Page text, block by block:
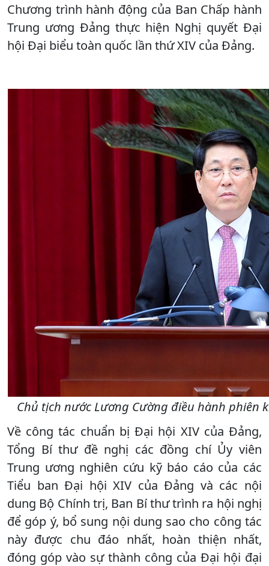
Chương trình hành động của Ban Chấp hành
Trung ương Đảng thực hiện Nghị quyết Đại
hội Đại biểu toàn quốc lần thứ XIV của Đảng.
Chủ tịch nước Lương Cường điều hành phiên
Về công tác chuẩn bị Đại hội XIV của Đảng,
Tổng Bí thư đề nghị các đồng chí Ủy viên
Trung ương nghiên cứu kỹ báo cáo của các
Tiểu ban Đại hội XIV của Đảng và các nội
dung Bộ Chính trị, Ban Bí thư trình ra hội nghị
để góp ý, bổ sung nội dung sao cho công tác
này được chu đáo nhất, hoàn thiện nhất,
đóng góp vào sự thành công của Đại hội đại